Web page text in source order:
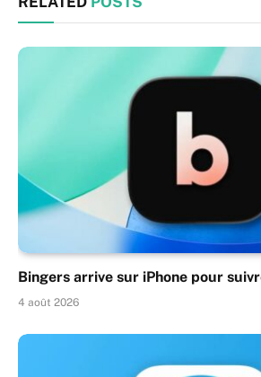
Bingers arrive sur iPhone pour
4 août 2026